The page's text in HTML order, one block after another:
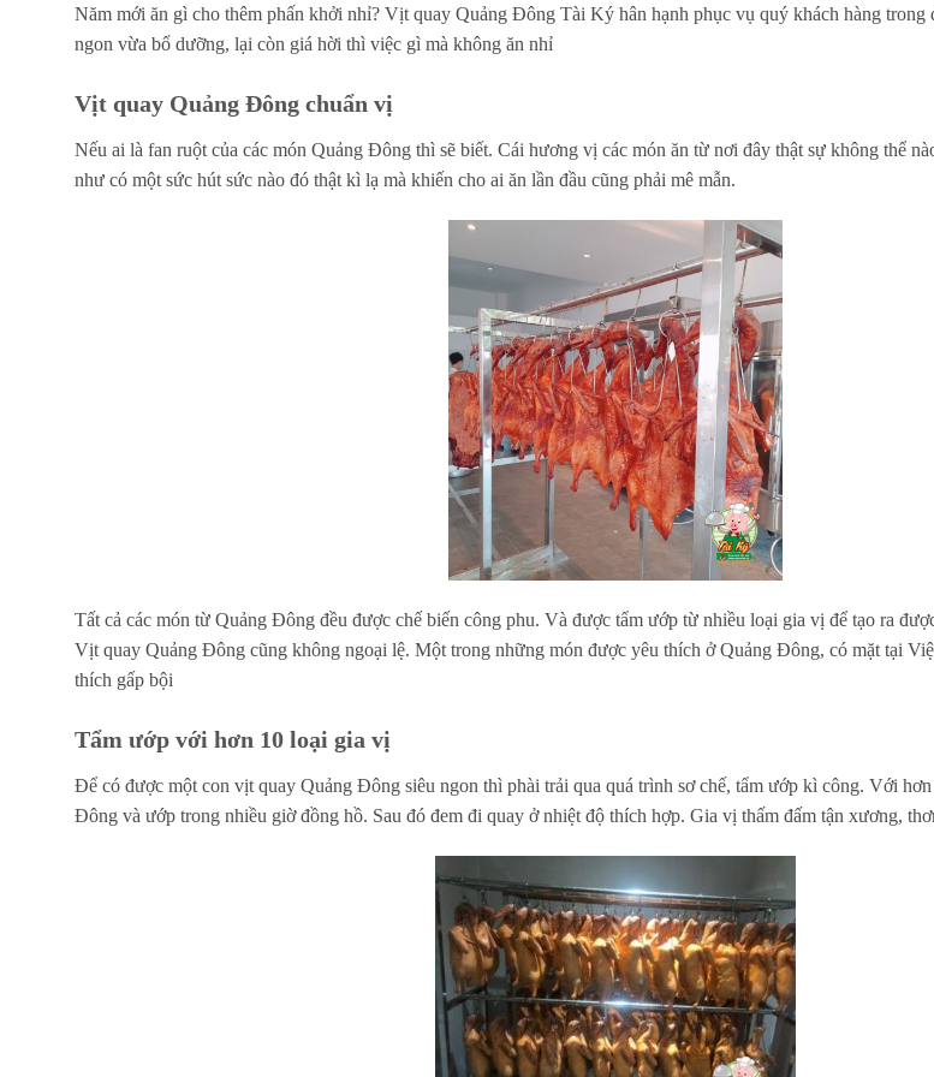
Năm mới ăn gì cho thêm phấn khởi nhỉ? Vịt quay Quảng Đông Tài Ký hân hạnh phục vụ quý khách hàng trong
ngon vừa bổ dưỡng, lại còn giá hời thì việc gì mà không ăn nhỉ
Vịt quay Quảng Đông chuẩn vị
Nếu ai là fan ruột của các món Quảng Đông thì sẽ biết. Cái hương vị các món ăn từ nơi đây thật sự không thể
như có một sức hút sức nào đó thật kì lạ mà khiến cho ai ăn lần đầu cũng phải mê mẫn.
Tất cả các món từ Quảng Đông đều được chế biến công phu. Và được tẩm ướp từ nhiều loại gia vị để tạo ra
Vịt quay Quảng Đông cũng không ngoại lệ. Một trong những món được yêu thích ở Quảng Đông, có mặt tại
thích gấp bội
Tẩm ướp với hơn 10 loại gia vị
Để có được một con vịt quay Quảng Đông siêu ngon thì phài trải qua quá trình sơ chế, tẩm ướp kì công. Với
Đông và ướp trong nhiều giờ đồng hồ. Sau đó đem đi quay ở nhiệt độ thích hợp. Gia vị thấm đấm tận xương,